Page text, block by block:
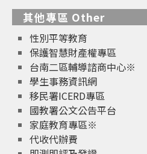
其他專區 Other
性別平等教育
保護智慧財產權專區
台南二區輔導諮商中心※
學生事務資訊網
移民署ICERD專區
國教署公文公告平台
家庭教育專區※
代收代辦費